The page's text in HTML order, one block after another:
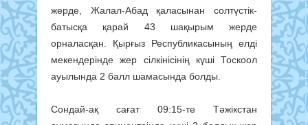
жерде, Жалал-Абад қаласынан солтүстік-
батысқа қарай 43 шақырым жерде
орналасқан. Қырғыз Республикасының елді
мекендерінде жер сілкінісінің күші Тоскоол
ауылында 2 балл шамасында болды.
Сондай-ақ сағат 09:15-те Тәжікстан